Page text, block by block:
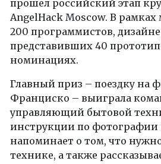
прошел российский этап
AngelHack Moscow. В
200 программистов,
представивших 40
номинациях.
Главный приз – поездку на
Франциско – выиграла
управляющий бытовой
инструкции по фотографии
напоминает о том, что
технике, а также